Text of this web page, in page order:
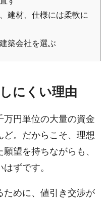
建材、仕様には柔軟に
築会社を選ぶ
にくい理由
円単位の大量の資金
。だからこそ、理想
望を持ちながらも、
ずです。
ために、値引き交渉が